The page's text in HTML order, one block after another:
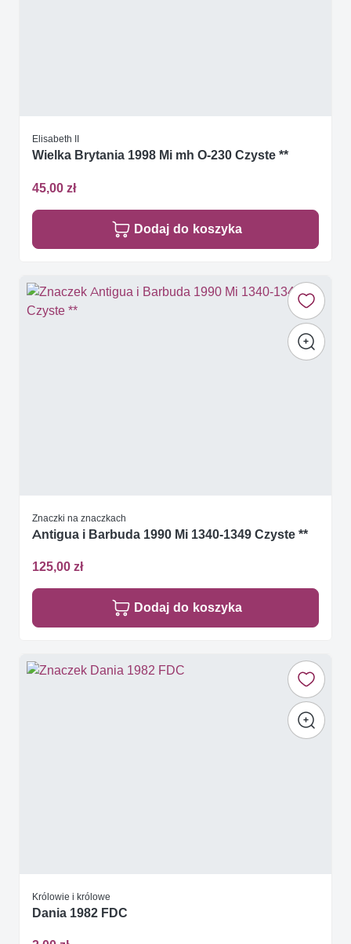
Elisabeth II
Wielka Brytania 1998 Mi mh O-230 Czyste **
45,00 zł
Dodaj do koszyka
Znaczki na znaczkach
Antigua i Barbuda 1990 Mi 1340-1349 Czyste **
125,00 zł
Dodaj do koszyka
Królowie i królowe
Dania 1982 FDC